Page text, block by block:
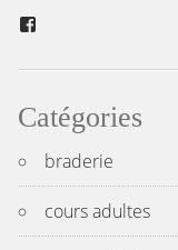
Catégories
braderie
cours adultes